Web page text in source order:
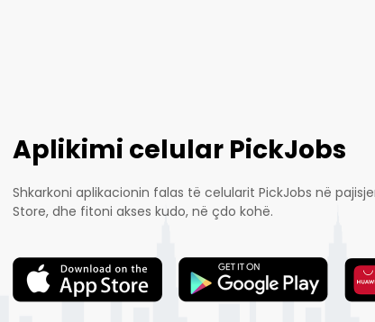
Aplikimi celular PickJobs
Shkarkoni aplikacionin falas të celularit PickJobs në
Store, dhe fitoni akses kudo, në çdo kohë.